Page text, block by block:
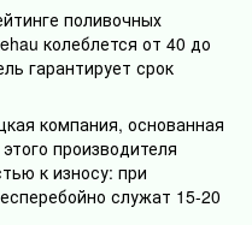
поливочных
колеблется от 40 до
гарантирует срок
компания, основанная
этого производителя
к износу: при
служат 15-20